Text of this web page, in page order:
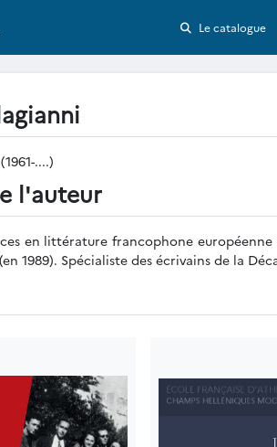
Le catalogue
....)
l'auteur
en littérature francophone
1989). Spécialiste des écrivains de la